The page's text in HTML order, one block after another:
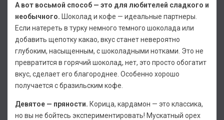
А вот восьмой способ — это для любителей сладкого и
необычного. Шоколад и кофе — идеальные партнеры.
Если натереть в турку немного темного шоколада или
добавить щепотку какао, вкус станет невероятно
глубоким, насыщенным, с шоколадными нотками. Это не
превратится в горячий шоколад, нет, это просто обогатит
вкус, сделает его благороднее. Особенно хорошо
получается с бразильским кофе.
Девятое — пряности. Корица, кардамон — это классика,
но вы не бойтесь экспериментировать! Мускатный орех